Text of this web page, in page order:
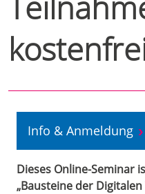
Info & Anmeldung
Dieses Online-Seminar
„Bausteine der